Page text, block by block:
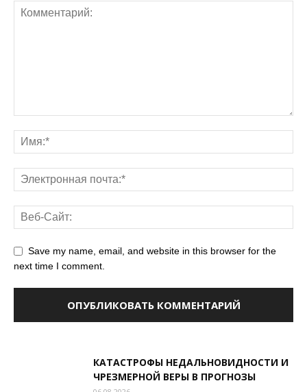
Save my name, email, and website in this browser for the
next time I comment.
КАТАСТРОФЫ НЕДАЛЬНОВИДНОСТИ И
ЧРЕЗМЕРНОЙ ВЕРЫ В ПРОГНОЗЫ